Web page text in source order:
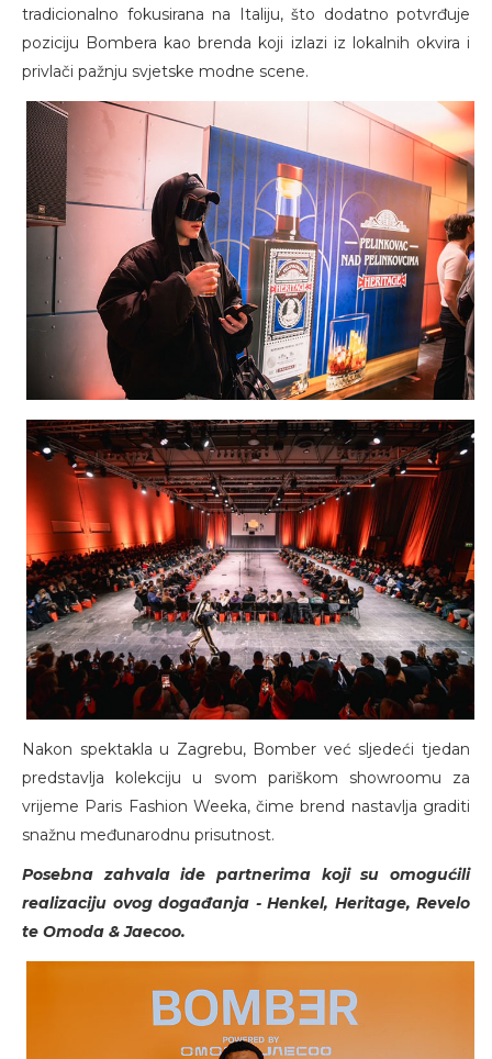
tradicionalno fokusirana na Italiju, što dodatno potvrđuje
poziciju Bombera kao brenda koji izlazi iz lokalnih okvira i
privlači pažnju svjetske modne scene.
Nakon spektakla u Zagrebu, Bomber već sljedeći tjedan
predstavlja kolekciju u svom pariškom showroomu za
vrijeme Paris Fashion Weeka, čime brend nastavlja graditi
snažnu međunarodnu prisutnost.
Posebna zahvala ide partnerima koji su omogućili
realizaciju ovog događanja - Henkel, Heritage, Revelo
te Omoda & Jaecoo.